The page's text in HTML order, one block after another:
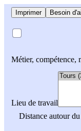
Imprimer Besoin
Métier, compétence,
Lieu de travail
Distance autour